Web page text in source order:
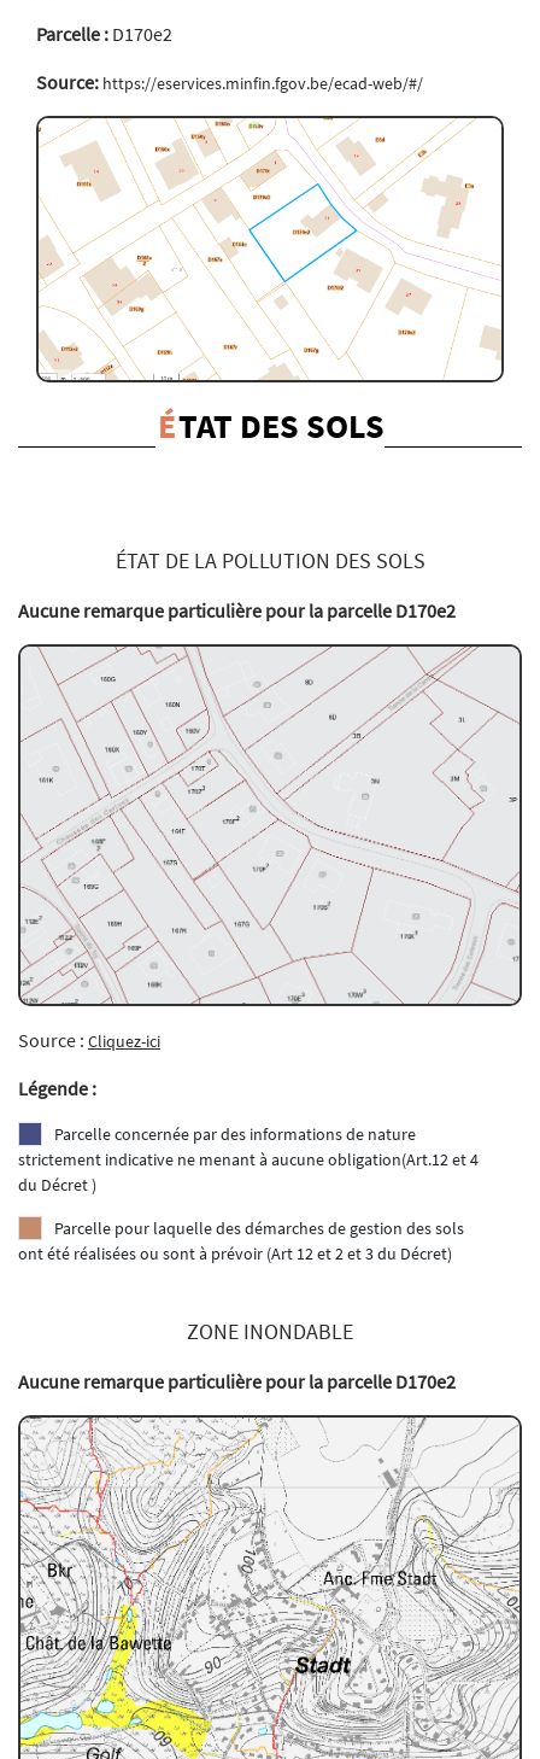
Parcelle : D170e2
Source: https://eservices.minfin.fgov.be/ecad-web/#/
ÉTAT DES SOLS
ÉTAT DE LA POLLUTION DES SOLS
Aucune remarque particulière pour la parcelle D170e2
Source : Cliquez-ici
Légende :
Parcelle concernée par des informations de nature
strictement indicative ne menant à aucune obligation(Art.12 et 4
du Décret )
Parcelle pour laquelle des démarches de gestion des sols
ont été réalisées ou sont à prévoir (Art 12 et 2 et 3 du Décret)
ZONE INONDABLE
Aucune remarque particulière pour la parcelle D170e2